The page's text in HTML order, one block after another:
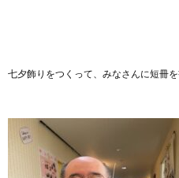
七夕飾りをつくって、みなさんに短冊